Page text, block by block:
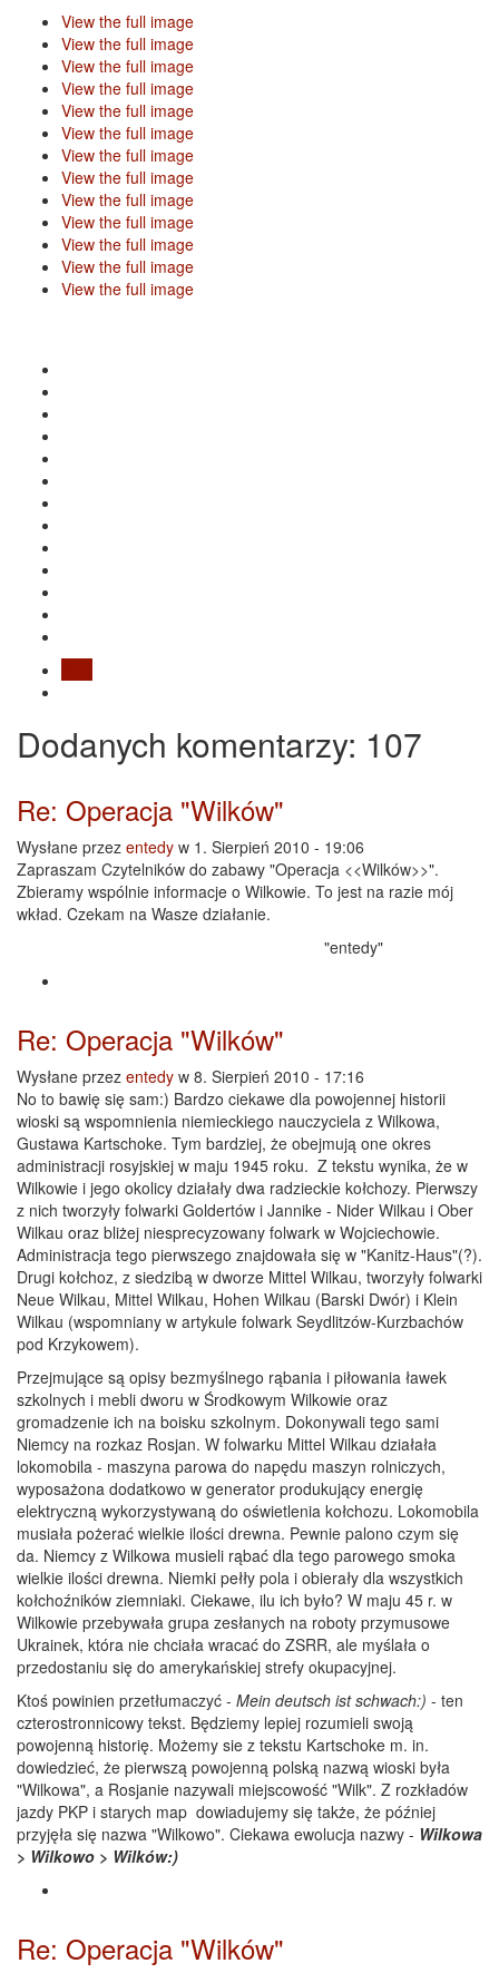
View the full image
View the full image
View the full image
View the full image
View the full image
View the full image
View the full image
View the full image
View the full image
View the full image
View the full image
View the full image
View the full image
Dodanych komentarzy: 107
Re: Operacja "Wilków"
Wysłane przez entedy w 1. Sierpień 2010 - 19:06
Zapraszam Czytelników do zabawy "Operacja <<Wilków>>".
Zbieramy wspólnie informacje o Wilkowie. To jest na razie mój
wkład. Czekam na Wasze działanie.
"entedy"
Re: Operacja "Wilków"
Wysłane przez entedy w 8. Sierpień 2010 - 17:16
No to bawię się sam:) Bardzo ciekawe dla powojennej historii
wioski są wspomnienia niemieckiego nauczyciela z Wilkowa,
Gustawa Kartschoke. Tym bardziej, że obejmują one okres
administracji rosyjskiej w maju 1945 roku. Z tekstu wynika, że w
Wilkowie i jego okolicy działały dwa radzieckie kołchozy. Pierwszy
z nich tworzyły folwarki Goldertów i Jannike - Nider Wilkau i Ober
Wilkau oraz bliżej niesprecyzowany folwark w Wojciechowie.
Administracja tego pierwszego znajdowała się w "Kanitz-Haus"(?).
Drugi kołchoz, z siedzibą w dworze Mittel Wilkau, tworzyły folwarki
Neue Wilkau, Mittel Wilkau, Hohen Wilkau (Barski Dwór) i Klein
Wilkau (wspomniany w artykule folwark Seydlitzów-Kurzbachów
pod Krzykowem).
Przejmujące są opisy bezmyślnego rąbania i piłowania ławek
szkolnych i mebli dworu w Środkowym Wilkowie oraz
gromadzenie ich na boisku szkolnym. Dokonywali tego sami
Niemcy na rozkaz Rosjan. W folwarku Mittel Wilkau działała
lokomobila - maszyna parowa do napędu maszyn rolniczych,
wyposażona dodatkowo w generator produkujący energię
elektryczną wykorzystywaną do oświetlenia kołchozu. Lokomobila
musiała pożerać wielkie ilości drewna. Pewnie palono czym się
da. Niemcy z Wilkowa musieli rąbać dla tego parowego smoka
wielkie ilości drewna. Niemki pełły pola i obierały dla wszystkich
kołchoźników ziemniaki. Ciekawe, ilu ich było? W maju 45 r. w
Wilkowie przebywała grupa zesłanych na roboty przymusowe
Ukrainek, która nie chciała wracać do ZSRR, ale myślała o
przedostaniu się do amerykańskiej strefy okupacyjnej.
Ktoś powinien przetłumaczyć - Mein deutsch ist schwach:) - ten
czterostronnicowy tekst. Będziemy lepiej rozumieli swoją
powojenną historię. Możemy sie z tekstu Kartschoke m. in.
dowiedzieć, że pierwszą powojenną polską nazwą wioski była
"Wilkowa", a Rosjanie nazywali miejscowość "Wilk". Z rozkładów
jazdy PKP i starych map dowiadujemy się także, że później
przyjęła się nazwa "Wilkowo". Ciekawa ewolucja nazwy - Wilkowa
> Wilkowo > Wilków:)
Re: Operacja "Wilków"